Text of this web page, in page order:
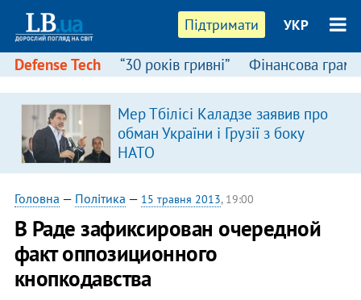
Підтримати УКР
Defense Tech “30 років гривні” Фінансова
Мер Тбілісі Каладзе заявив про
обман України і Грузії з боку
НАТО
Головна — Політика — 15 травня 2013, 19:00
В Раде зафиксирован очередной
факт оппозиционного
кнопкодавства